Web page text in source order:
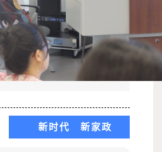
新时代 新家政